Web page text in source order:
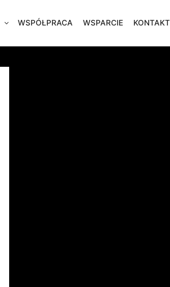
WSPÓŁPRACA WSPARCIE KONTAKT